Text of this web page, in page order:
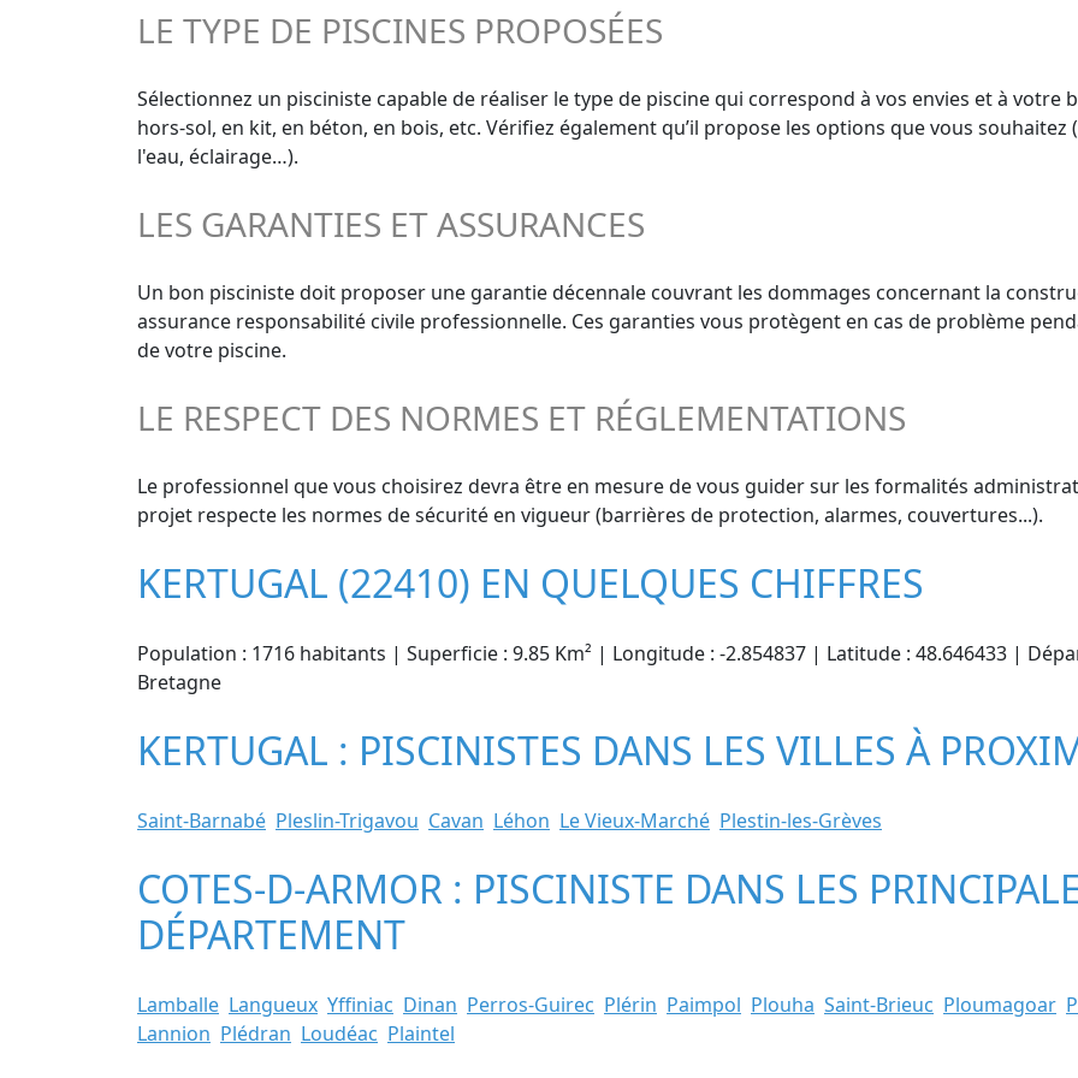
LE TYPE DE PISCINES PROPOSÉES
Sélectionnez un pisciniste capable de réaliser le type de piscine qui correspond à vos envies et à votre
hors-sol, en kit, en béton, en bois, etc. Vérifiez également qu’il propose les options que vous
l'eau, éclairage…).
LES GARANTIES ET ASSURANCES
Un bon pisciniste doit proposer une garantie décennale couvrant les dommages concernant la
assurance responsabilité civile professionnelle. Ces garanties vous protègent en cas de problème
de votre piscine.
LE RESPECT DES NORMES ET RÉGLEMENTATIONS
Le professionnel que vous choisirez devra être en mesure de vous guider sur les formalités
projet respecte les normes de sécurité en vigueur (barrières de protection, alarmes, couvertures...).
KERTUGAL (22410) EN QUELQUES CHIFFRES
Population : 1716 habitants | Superficie : 9.85 Km² | Longitude : -2.854837 | Latitude : 48.646433 |
Bretagne
KERTUGAL : PISCINISTES DANS LES VILLES À
Saint-Barnabé Pleslin-Trigavou Cavan Léhon Le Vieux-Marché Plestin-les-Grèves
COTES-D-ARMOR : PISCINISTE DANS LES
DÉPARTEMENT
Lamballe Langueux Yffiniac Dinan Perros-Guirec Plérin Paimpol Plouha Saint-Brieuc Ploumagoar
Lannion Plédran Loudéac Plaintel